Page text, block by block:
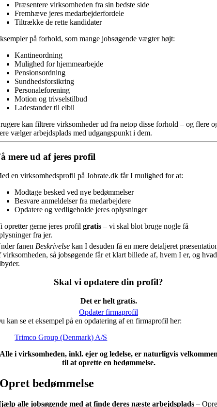
Præsentere virksomheden fra sin bedste side
Fremhæve jeres medarbejderfordele
Tiltrække de rette kandidater
på forhold, som mange jobsøgende vægter højt:
Kantineordning
Mulighed for hjemmearbejde
Pensionsordning
Sundhedsforsikring
Personaleforening
Motion og trivselstilbud
Ladestander til elbil
kan filtrere virksomheder ud fra netop disse forhold – og flere
vælger arbejdsplads med udgangspunkt i dem.
mere ud af jeres profil
en virksomhedsprofil på Jobrate.dk får I mulighed for at:
Modtage besked ved nye bedømmelser
Besvare anmeldelser fra medarbejdere
Opdatere og vedligeholde jeres oplysninger
opretter gerne jeres profilgratis – vi skal blot bruge nogle få
fra jer.
fanen Beskrivelse kan I desuden få en mere detaljeret
virksomheden, så jobsøgende får et klart billede af, hvem I er, og
Skal vi opdatere din profil?
Det er helt gratis.
Opdater firmaprofil
kan se et eksempel på en opdatering af en firmaprofil her:
Trimco Group (Denmark) A/S
i virksomheden, inkl. ejer og ledelse, er naturligvis
til at oprette en bedømmelse.
Opret bedømmelse
alle jobsøgende med at finde deres næste arbejdsplads –